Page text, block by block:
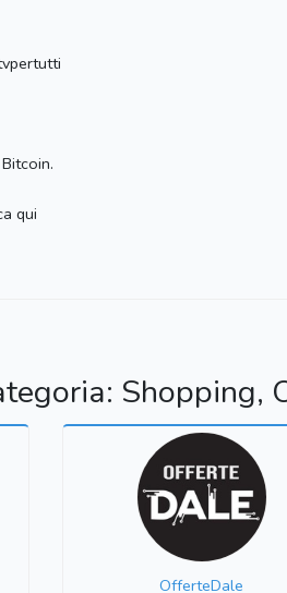
qui
Shopping,
OfferteDale